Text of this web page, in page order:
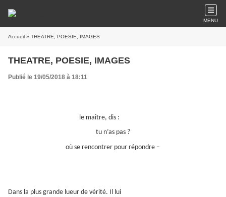
MENU
Accueil » THEATRE, POESIE, IMAGES
THEATRE, POESIE, IMAGES
Publié le 19/05/2018 à 18:11
le maître, dis :
tu n’as pas ?
où se rencontrer pour répondre –
Dans la plus grande lueur de vérité. Il lui